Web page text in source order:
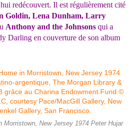
redécouvert. Il est régulièrement cité
Goldin, Lena Dunham, Larry
Anthony and the Johnsons qui a
Darling en couverture de son album
Morristown, New Jersey 1974 Peter Hujar